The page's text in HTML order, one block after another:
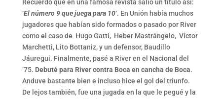
Recuerdo que en una famosa revista salió un título así:
‘El número 9 que juega para 10‘. En Unión había muchos
jugadores que habían sido formados o pasado por River
como el caso de Hugo Gatti, Heber Mastrángelo, Víctor
Marchetti, Lito Bottaniz, y un defensor, Baudillo
Jáuregui. Finalmente, pasé a River en el Nacional del
’75. Debuté para River contra Boca en cancha de Boca.
Anduve bastante bien e incluso hice el gol del triunfo.
De lejos también, fue una jugada en la que le pegué y la